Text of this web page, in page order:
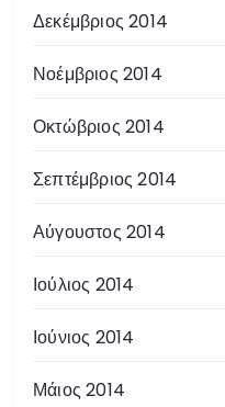
Δεκέμβριος 2014
Νοέμβριος 2014
Οκτώβριος 2014
Σεπτέμβριος 2014
Αύγουστος 2014
Ιούλιος 2014
Ιούνιος 2014
Μάιος 2014